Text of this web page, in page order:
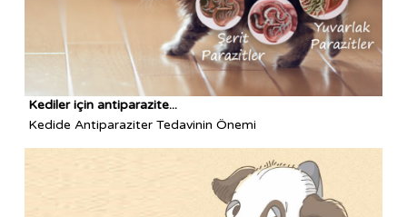
Kediler için antiparazite...
Kedide Antiparaziter Tedavinin Önemi